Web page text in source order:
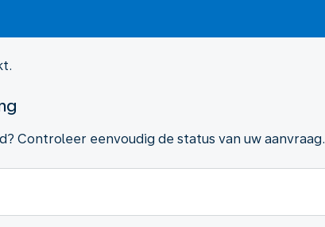
Controleer eenvoudig de status van uw aanvraag.